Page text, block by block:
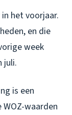
het voorjaar.
en die
week
juli.
is een
waarden